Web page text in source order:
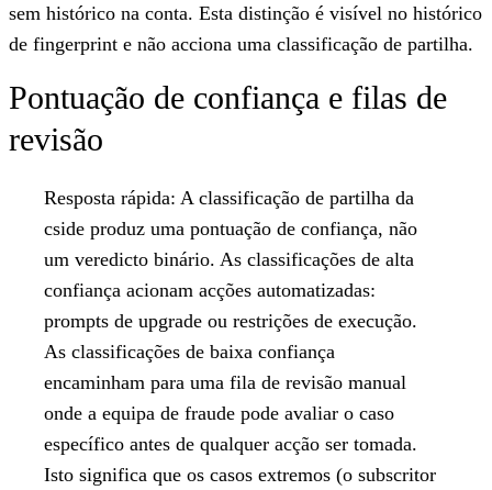
sem histórico na conta. Esta distinção é visível no histórico
de fingerprint e não acciona uma classificação de partilha.
Pontuação de confiança e filas de
revisão
Resposta rápida: A classificação de partilha da
cside produz uma pontuação de confiança, não
um veredicto binário. As classificações de alta
confiança acionam acções automatizadas:
prompts de upgrade ou restrições de execução.
As classificações de baixa confiança
encaminham para uma fila de revisão manual
onde a equipa de fraude pode avaliar o caso
específico antes de qualquer acção ser tomada.
Isto significa que os casos extremos (o subscritor